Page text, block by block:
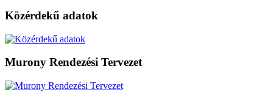
Közérdekű adatok
Murony Rendezési Tervezet